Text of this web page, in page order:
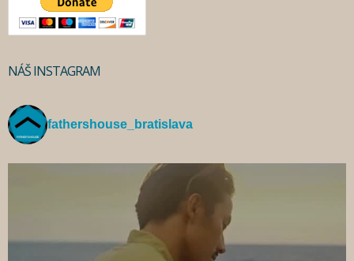
NÁŠ INSTAGRAM
fathershouse_bratislava